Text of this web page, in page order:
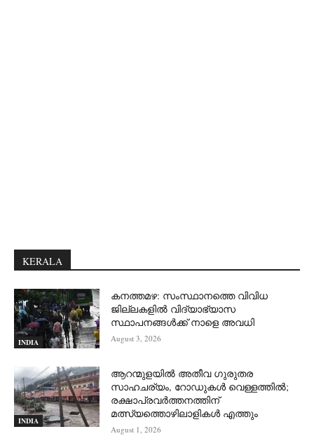
KERALA
INDIA
കനത്തമഴ: സംസ്ഥാനത്തെ വിവിധ
ജില്ലകളിൽ വിദ്യാഭ്യാസ
സ്ഥാപനങ്ങൾക്ക് നാളെ അവധി
August 3, 2026
INDIA
ആറന്മുളയില്‍ അതീവ ഗുരുതര
സാഹചര്യം, റോഡുകള്‍ വെള്ളത്തില്‍;
രക്ഷാപ്രവര്‍ത്തനത്തിന്
മത്സ്യത്തൊഴിലാളികള്‍ എത്തും
August 1, 2026